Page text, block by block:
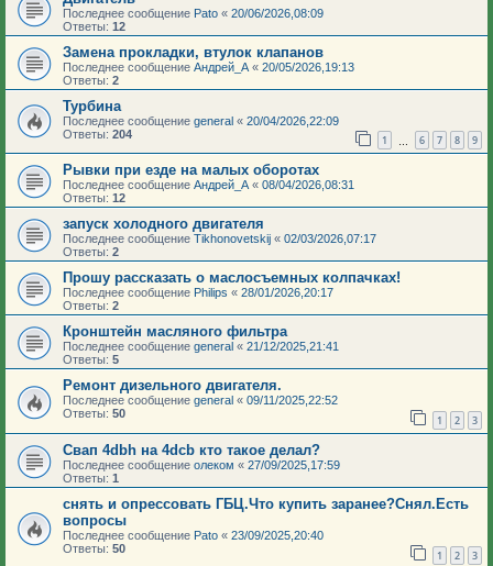
Последнее сообщение Pato « 20/06/2026,08:09
Ответы: 12
Замена прокладки, втулок клапанов
Последнее сообщение Андрей_А « 20/05/2026,19:13
Ответы: 2
Турбина
Последнее сообщение general « 20/04/2026,22:09
Ответы: 204 1 6 7 8 9
Рывки при езде на малых оборотах
Последнее сообщение Андрей_А « 08/04/2026,08:31
Ответы: 12
запуск холодного двигателя
Последнее сообщение Tikhonovetskij « 02/03/2026,07:17
Ответы: 2
Прошу рассказать о маслосъемных колпачках!
Последнее сообщение Philips « 28/01/2026,20:17
Ответы: 2
Кронштейн масляного фильтра
Последнее сообщение general « 21/12/2025,21:41
Ответы: 5
Ремонт дизельного двигателя.
Последнее сообщение general « 09/11/2025,22:52
Ответы: 50 1 2 3
Свап 4dbh на 4dcb кто такое делал?
Последнее сообщение олеком « 27/09/2025,17:59
Ответы: 1
снять и опрессовать ГБЦ.Что купить заранее?Снял.Есть
вопросы
Последнее сообщение Pato « 23/09/2025,20:40
Ответы: 50 1 2 3